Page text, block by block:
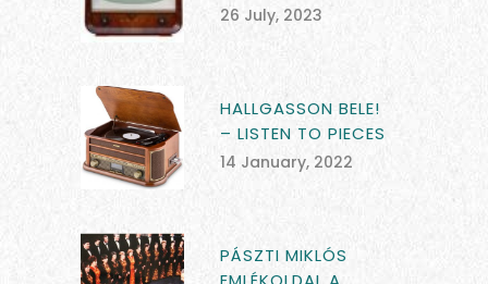
26 July, 2023
HALLGASSON BELE!
– LISTEN TO PIECES
14 January, 2022
PÁSZTI MIKLÓS